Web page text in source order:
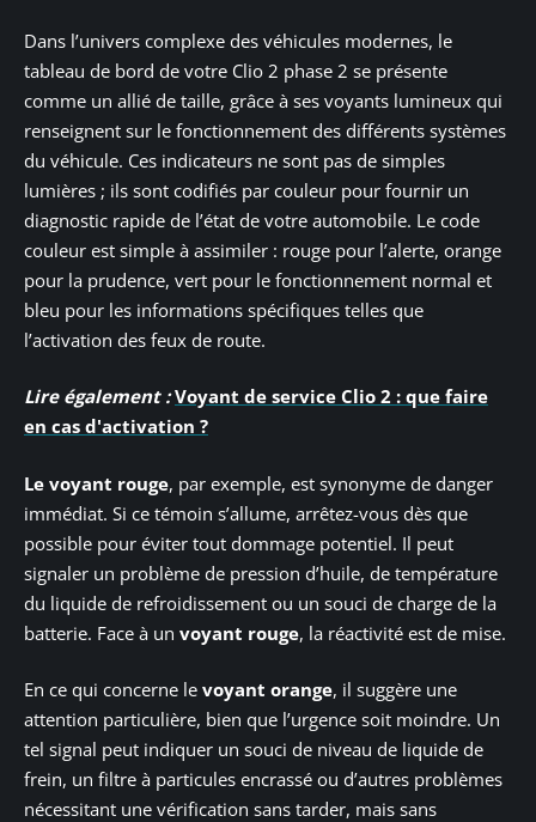
Dans l’univers complexe des véhicules modernes, le
tableau de bord de votre Clio 2 phase 2 se présente
comme un allié de taille, grâce à ses voyants lumineux qui
renseignent sur le fonctionnement des différents systèmes
du véhicule. Ces indicateurs ne sont pas de simples
lumières ; ils sont codifiés par couleur pour fournir un
diagnostic rapide de l’état de votre automobile. Le code
couleur est simple à assimiler : rouge pour l’alerte, orange
pour la prudence, vert pour le fonctionnement normal et
bleu pour les informations spécifiques telles que
l’activation des feux de route.
Lire également : Voyant de service Clio 2 : que faire
en cas d'activation ?
Le voyant rouge, par exemple, est synonyme de danger
immédiat. Si ce témoin s’allume, arrêtez-vous dès que
possible pour éviter tout dommage potentiel. Il peut
signaler un problème de pression d’huile, de température
du liquide de refroidissement ou un souci de charge de la
batterie. Face à un voyant rouge, la réactivité est de mise.
En ce qui concerne le voyant orange, il suggère une
attention particulière, bien que l’urgence soit moindre. Un
tel signal peut indiquer un souci de niveau de liquide de
frein, un filtre à particules encrassé ou d’autres problèmes
nécessitant une vérification sans tarder, mais sans